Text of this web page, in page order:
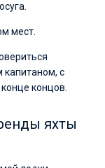
мест.
капитаном, с
концов.
яхты